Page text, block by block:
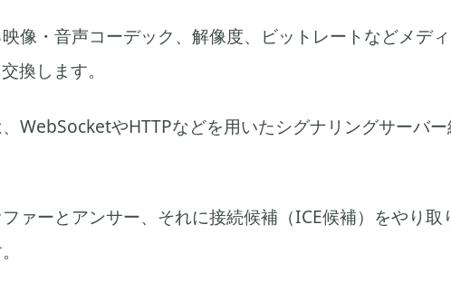
像・音声コーデック、解像度、ビットレートなどメデ
換します。
WebSocketやHTTPなどを用いたシグナリングサーバ
ァーとアンサー、それに接続候補（ICE候補）をやり取